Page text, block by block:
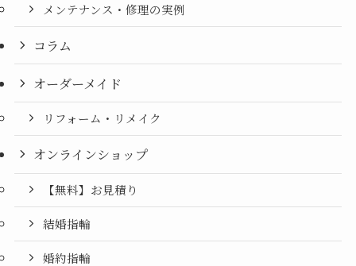
メンテナンス・修理の実例
コラム
オーダーメイド
リフォーム・リメイク
オンラインショップ
【無料】お見積り
結婚指輪
婚約指輪